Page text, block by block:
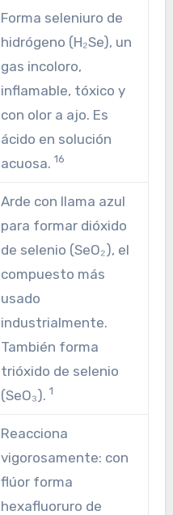
Forma seleniuro de
hidrógeno (H₂Se), un
gas incoloro,
inflamable, tóxico y
con olor a ajo. Es
ácido en solución
acuosa. 16
Arde con llama azul
para formar dióxido
de selenio (SeO₂), el
compuesto más
usado
industrialmente.
También forma
trióxido de selenio
(SeO₃). 1
Reacciona
vigorosamente: con
flúor forma
hexafluoruro de